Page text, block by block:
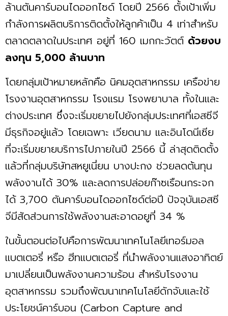
ล้านตันคาร์บอนไดออกไซด์ โดยปี 2566 ตั้งเป้าเพิ่ม
กำลังการผลิตบริการติดตั้งให้ลูกค้าเป็น 4 เท่าสำหรับ
ตลาดตลาดในประเทศ อยู่ที่ 160 เมกกะวัตต์ ด้วยงบ
ลงทุน 5,000 ล้านบาท
โดยกลุ่มเป้าหมายหลักคือ นิคมอุตสาหกรรม เครือข่าย
โรงงานอุตสาหกรรม โรงแรม โรงพยาบาล ทั้งในและ
ต่างประเทศ ซึ่งจะเริ่มขยายไปยังกลุ่มประเทศที่เอสซีจี
มีธุรกิจอยู่แล้ว โดยเฉพาะ เวียดนาม และอินโดนีเซีย
ที่จะเริ่มขยายบริการไปภายในปี 2566 นี้ ล่าสุดติดตั้ง
แล้วที่กลุ่มบริษัทสหยูเนี่ยน บางปะกง ช่วยลดต้นทุน
พลังงานได้ 30% และลดการปล่อยก๊าซเรือนกระจก
ได้ 3,700 ตันคาร์บอนไดออกไซด์ต่อปี ปัจจุบันเอสซี
จีมีสัดส่วนการใช้พลังงานสะอาดอยูที่ 34 %
ในขั้นตอนต่อไปคือการพัฒนาเทคโนโลยีเทอร์มอล
แบตเตอรี่ หรือ ฮีทแบตเตอรี่ ที่นำพลังงานแสงอาทิตย์
มาเปลี่ยนเป็นพลังงานความร้อน สำหรับโรงงาน
อุตสาหกรรม รวมถึงพัฒนาเทคโนโลยีดักจับและใช้
ประโยชน์คาร์บอน (Carbon Capture and